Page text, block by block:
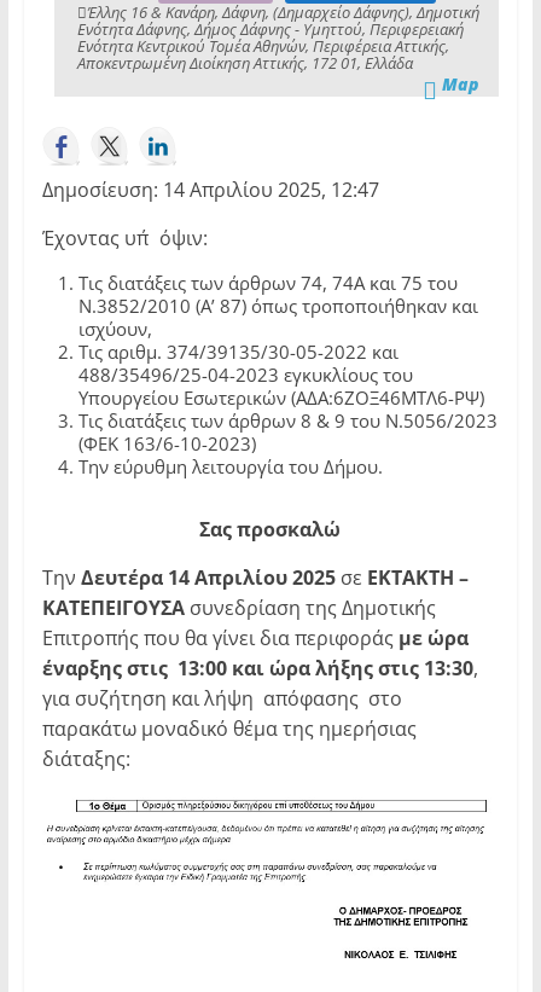
Έλλης 16 & Κανάρη, Δάφνη, (Δημαρχείο Δάφνης), Δημοτική
Ενότητα Δάφνης, Δήμος Δάφνης - Υμηττού, Περιφερειακή
Ενότητα Κεντρικού Τομέα Αθηνών, Περιφέρεια Αττικής,
Αποκεντρωμένη Διοίκηση Αττικής, 172 01, Ελλάδα
Map
Δημοσίευση: 14 Απριλίου 2025, 12:47
Έχοντας υπ΄όψιν:
Τις διατάξεις των άρθρων 74, 74Α και 75 του
Ν.3852/2010 (Α’ 87) όπως τροποποιήθηκαν και
ισχύουν,
Τις αριθμ. 374/39135/30-05-2022 και
488/35496/25-04-2023 εγκυκλίους του
Υπουργείου Εσωτερικών (ΑΔΑ:6ΖΟΞ46ΜΤΛ6-ΡΨ)
Τις διατάξεις των άρθρων 8 & 9 του Ν.5056/2023
(ΦΕΚ 163/6-10-2023)
Την εύρυθμη λειτουργία του Δήμου.
Σας προσκαλώ
Την Δευτέρα 14 Απριλίου 2025 σε ΕΚΤΑΚΤΗ –
ΚΑΤΕΠΕΙΓΟΥΣΑσυνεδρίαση της Δημοτικής
Επιτροπής που θα γίνει δια περιφοράς με ώρα
έναρξης στις 13:00 και ώρα λήξης στις 13:30,
για συζήτηση και λήψη απόφασης στο
παρακάτω μοναδικό θέμα της ημερήσιας
διάταξης: